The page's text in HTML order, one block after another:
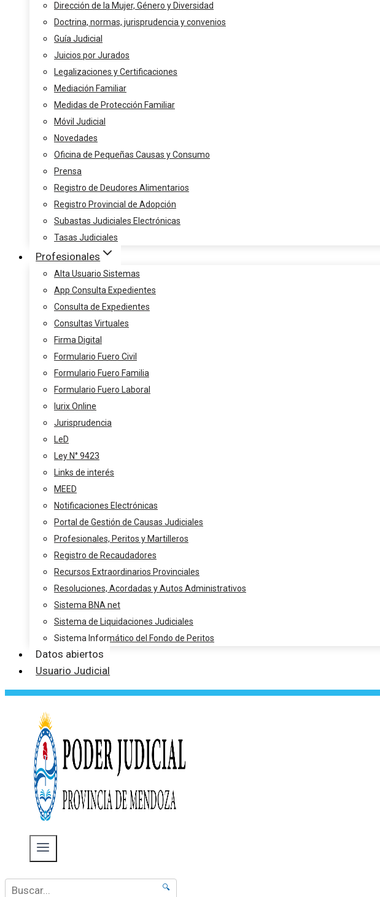
Dirección de la Mujer, Género y Diversidad
Doctrina, normas, jurisprudencia y convenios
Guía Judicial
Juicios por Jurados
Legalizaciones y Certificaciones
Mediación Familiar
Medidas de Protección Familiar
Móvil Judicial
Novedades
Oficina de Pequeñas Causas y Consumo
Prensa
Registro de Deudores Alimentarios
Registro Provincial de Adopción
Subastas Judiciales Electrónicas
Tasas Judiciales
Profesionales
Alta Usuario Sistemas
App Consulta Expedientes
Consulta de Expedientes
Consultas Virtuales
Firma Digital
Formulario Fuero Civil
Formulario Fuero Familia
Formulario Fuero Laboral
Iurix Online
Jurisprudencia
LeD
Ley N° 9423
Links de interés
MEED
Notificaciones Electrónicas
Portal de Gestión de Causas Judiciales
Profesionales, Peritos y Martilleros
Registro de Recaudadores
Recursos Extraordinarios Provinciales
Resoluciones, Acordadas y Autos Administrativos
Sistema BNA net
Sistema de Liquidaciones Judiciales
Sistema Informático del Fondo de Peritos
Datos abiertos
Usuario Judicial
🔍